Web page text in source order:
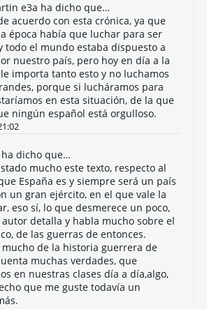
e3a ha dicho que…
acuerdo con esta crónica, ya que
época había que luchar para ser
todo el mundo estaba dispuesto a
nuestro país, pero hoy en día a la
importa tanto esto y no luchamos
porque si lucháramos para
en esta situación, de la que
ningún español está orgulloso.
dicho que…
mucho este texto, respecto al
España es y siempre será un país
un gran ejército, en el que vale la
eso sí, lo que desmerece un poco,
detalla y habla mucho sobre el
de las guerras de entonces.
de la historia guerrera de
muchas verdades, que
en nuestras clases día a día,algo,
que me guste todavía un